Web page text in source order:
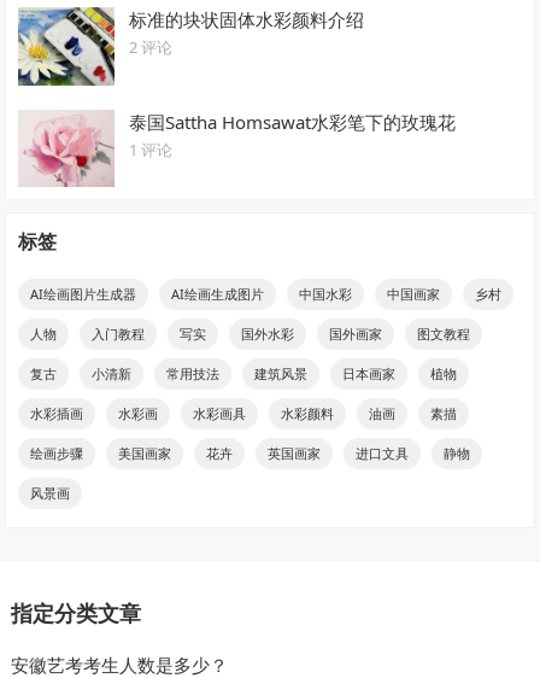
标准的块状固体水彩颜料介绍
2 评论
泰国Sattha Homsawat水彩笔下的玫瑰花
1 评论
标签
AI绘画图片生成器 AI绘画生成图片 中国水彩 中国画家 乡村
人物 入门教程 写实 国外水彩 国外画家 图文教程
复古 小清新 常用技法 建筑风景 日本画家 植物
水彩插画 水彩画 水彩画具 水彩颜料 油画 素描
绘画步骤 美国画家 花卉 英国画家 进口文具 静物
风景画
指定分类文章
安徽艺考考生人数是多少？